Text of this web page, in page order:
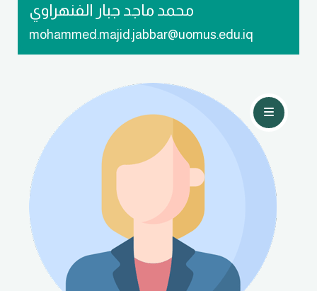
محمد ماجد جبار الفنهراوي
mohammed.majid.jabbar@uomus.edu.iq